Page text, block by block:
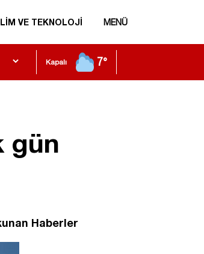
VE TEKNOLOJİ MENÜ
Kapalı 7°
gün
Haberler